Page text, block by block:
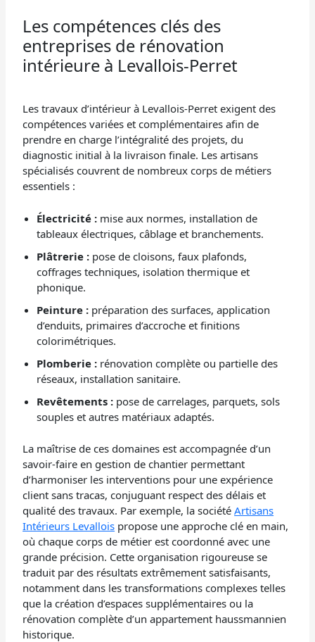
Les compétences clés des
entreprises de rénovation
intérieure à Levallois-Perret
Les travaux d’intérieur à Levallois-Perret exigent des
compétences variées et complémentaires afin de
prendre en charge l’intégralité des projets, du
diagnostic initial à la livraison finale. Les artisans
spécialisés couvrent de nombreux corps de métiers
essentiels :
Électricité : mise aux normes, installation de
tableaux électriques, câblage et branchements.
Plâtrerie : pose de cloisons, faux plafonds,
coffrages techniques, isolation thermique et
phonique.
Peinture : préparation des surfaces, application
d’enduits, primaires d’accroche et finitions
colorimétriques.
Plomberie : rénovation complète ou partielle des
réseaux, installation sanitaire.
Revêtements : pose de carrelages, parquets, sols
souples et autres matériaux adaptés.
La maîtrise de ces domaines est accompagnée d’un
savoir-faire en gestion de chantier permettant
d’harmoniser les interventions pour une expérience
client sans tracas, conjuguant respect des délais et
qualité des travaux. Par exemple, la sociétéArtisans
Intérieurs Levallois propose une approche clé en main,
où chaque corps de métier est coordonné avec une
grande précision. Cette organisation rigoureuse se
traduit par des résultats extrêmement satisfaisants,
notamment dans les transformations complexes telles
que la création d’espaces supplémentaires ou la
rénovation complète d’un appartement haussmannien
historique.